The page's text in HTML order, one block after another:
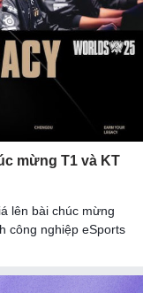
mừng T1 và KT
lên bài chúc mừng
công nghiệp eSports